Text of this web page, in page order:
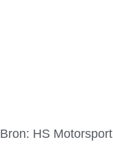
Bron: HS Motorsport